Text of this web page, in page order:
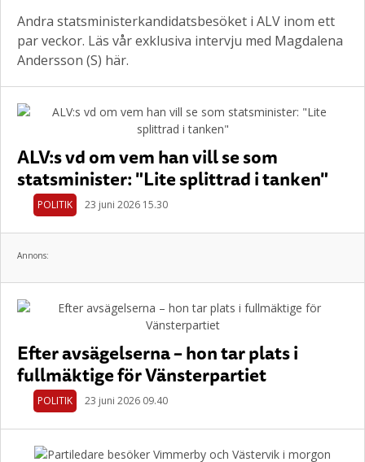
Andra statsministerkandidatsbesöket i ALV inom ett
par veckor. Läs vår exklusiva intervju med Magdalena
Andersson (S) här.
ALV:s vd om vem han vill se som
statsminister: "Lite splittrad i tanken"
POLITIK 23 juni 2026 15.30
Annons:
Efter avsägelserna – hon tar plats i
fullmäktige för Vänsterpartiet
POLITIK 23 juni 2026 09.40